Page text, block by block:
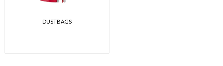
DUSTBAGS